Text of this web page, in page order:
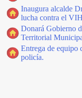
Inaugura alcalde
lucha contra el
Donará Gobierno
Territorial
Entrega de equipo
policía.